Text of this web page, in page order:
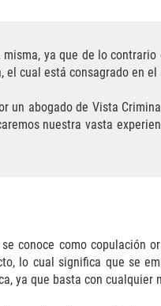
ya que de lo
cual está consagrado en
un abogado de Vista
nuestra vasta
conoce como copulación
lo cual significa que se
ya que basta con cualquier